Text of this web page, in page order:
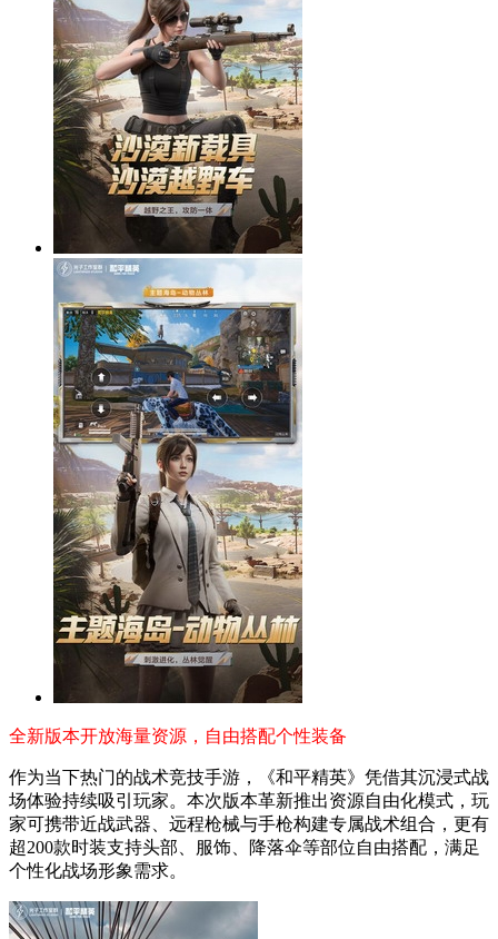
全新版本开放海量资源，自由搭配个性装备
作为当下热门的战术竞技手游，《和平精英》凭借其沉浸式战
场体验持续吸引玩家。本次版本革新推出资源自由化模式，玩
家可携带近战武器、远程枪械与手枪构建专属战术组合，更有
超200款时装支持头部、服饰、降落伞等部位自由搭配，满足
个性化战场形象需求。